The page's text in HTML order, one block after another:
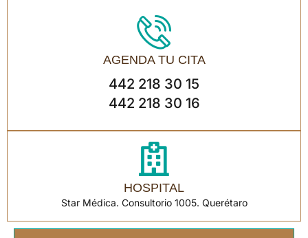
AGENDA TU CITA
442 218 30 15
442 218 30 16
HOSPITAL
Star Médica. Consultorio 1005. Querétaro